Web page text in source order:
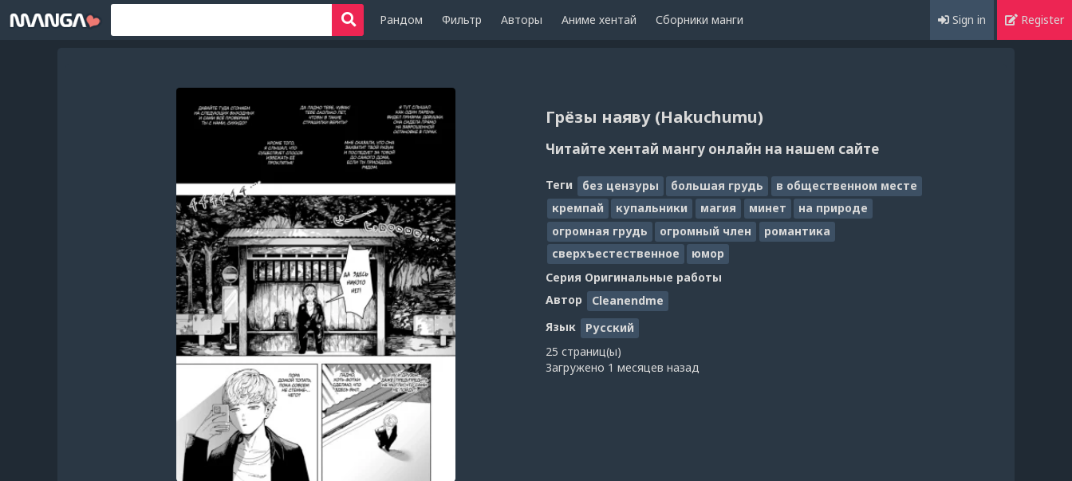
Рандом Фильтр Авторы Аниме хентай Сборники манги Sign in Register
Грёзы наяву (Hakuchumu)
Читайте хентай мангу онлайн на нашем сайте
Теги без цензуры большая грудь
в общественном месте
кремпай
купальники магия минет
на природе
огромная грудь
огромный член
романтика
сверхъестественное
юмор
Серия Оригинальные работы
Автор
Cleanendme
Язык
Русский
25 страниц(ы)
Загружено 1 месяцев назад